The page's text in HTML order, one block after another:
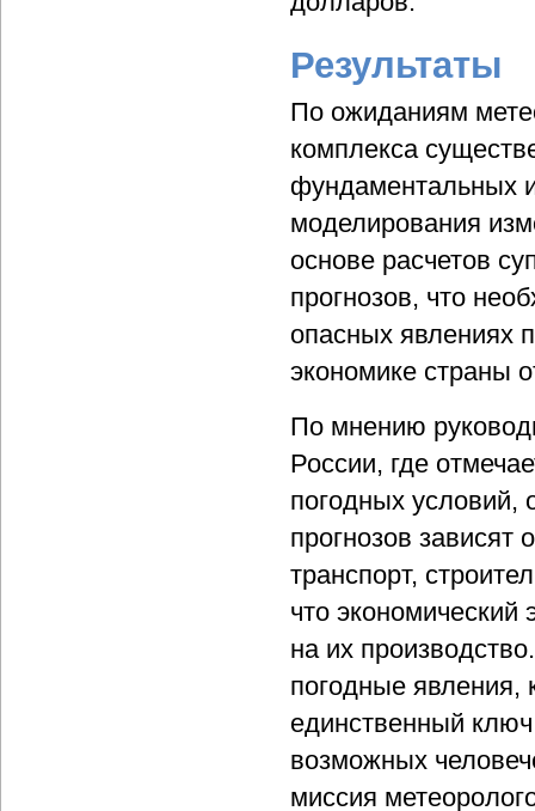
Результаты
По ожиданиям
комплекса
фундаментальных
моделирования
основе расчетов
прогнозов, что
опасных явлениях
экономике страны
По мнению
России, где
погодных условий,
прогнозов зависят
транспорт,
что
на их
погодные явления,
единственный
возможных
миссия